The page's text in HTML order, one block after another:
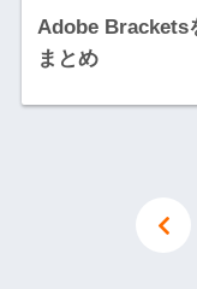
Adobe Brackets
まとめ